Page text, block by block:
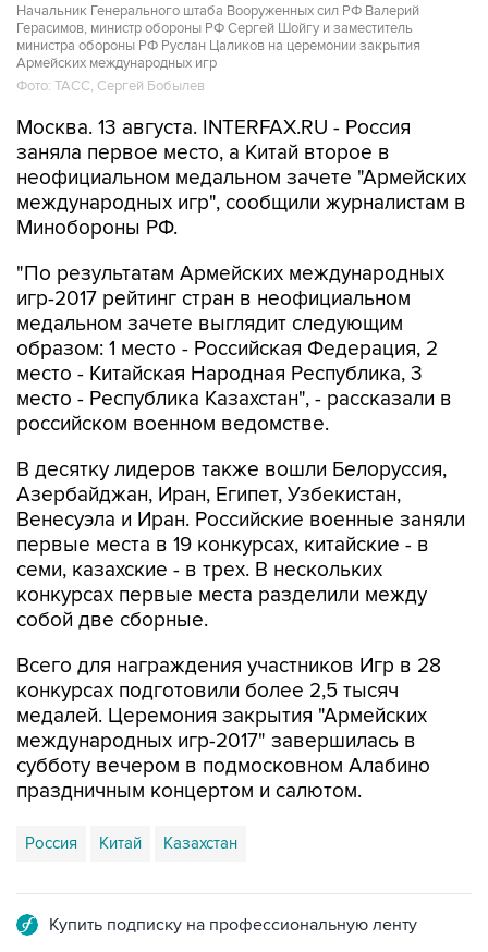
Начальник Генерального штаба Вооруженных сил РФ Валерий
Герасимов, министр обороны РФ Сергей Шойгу и заместитель
министра обороны РФ Руслан Цаликов на церемонии закрытия
Армейских международных игр
Фото: ТАСС, Сергей Бобылев
Москва. 13 августа. INTERFAX.RU - Россия
заняла первое место, а Китай второе в
неофициальном медальном зачете "Армейских
международных игр", сообщили журналистам в
Минобороны РФ.
"По результатам Армейских международных
игр-2017 рейтинг стран в неофициальном
медальном зачете выглядит следующим
образом: 1 место - Российская Федерация, 2
место - Китайская Народная Республика, 3
место - Республика Казахстан", - рассказали в
российском военном ведомстве.
В десятку лидеров также вошли Белоруссия,
Азербайджан, Иран, Египет, Узбекистан,
Венесуэла и Иран. Российские военные заняли
первые места в 19 конкурсах, китайские - в
семи, казахские - в трех. В нескольких
конкурсах первые места разделили между
собой две сборные.
Всего для награждения участников Игр в 28
конкурсах подготовили более 2,5 тысяч
медалей. Церемония закрытия "Армейских
международных игр-2017" завершилась в
субботу вечером в подмосковном Алабино
праздничным концертом и салютом.
Россия Китай Казахстан
Купить подписку на профессиональную ленту